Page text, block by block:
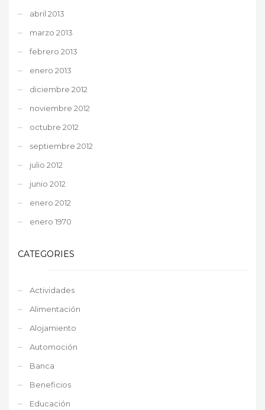
abril 2013
marzo 2013
febrero 2013
enero 2013
diciembre 2012
noviembre 2012
octubre 2012
septiembre 2012
julio 2012
junio 2012
enero 2012
enero 1970
CATEGORIES
Actividades
Alimentación
Alojamiento
Automoción
Banca
Beneficios
Educación